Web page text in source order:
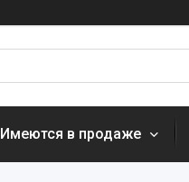
Имеются в продаже